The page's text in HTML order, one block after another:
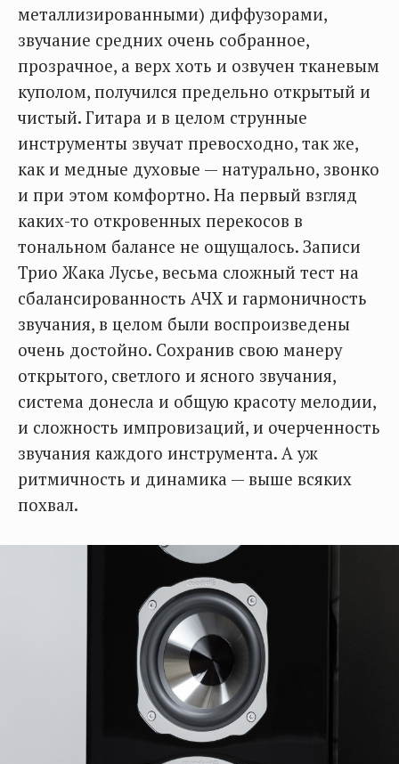
металлизированными) диффузорами,
звучание средних очень собранное,
прозрачное, а верх хоть и озвучен тканевым
куполом, получился предельно открытый и
чистый. Гитара и в целом струнные
инструменты звучат превосходно, так же,
как и медные духовые — натурально, звонко
и при этом комфортно. На первый взгляд
каких-то откровенных перекосов в
тональном балансе не ощущалось. Записи
Трио Жака Лусье, весьма сложный тест на
сбалансированность АЧХ и гармоничность
звучания, в целом были воспроизведены
очень достойно. Сохранив свою манеру
открытого, светлого и ясного звучания,
система донесла и общую красоту мелодии,
и сложность импровизаций, и очерченность
звучания каждого инструмента. А уж
ритмичность и динамика — выше всяких
похвал.